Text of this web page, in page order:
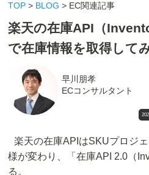
TOP > BLOG > EC関連記事
楽天の在庫API（
で在庫情報を取得して
早川朋孝
ECコンサルタント
楽天の在庫APIはSKUプロジ
様が変わり、「在庫API 2.0（
る。